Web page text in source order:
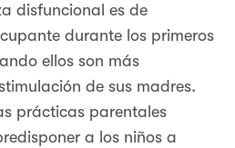
disfuncional es de
durante los primeros
ellos son más
de sus madres.
prácticas parentales
a los niños a